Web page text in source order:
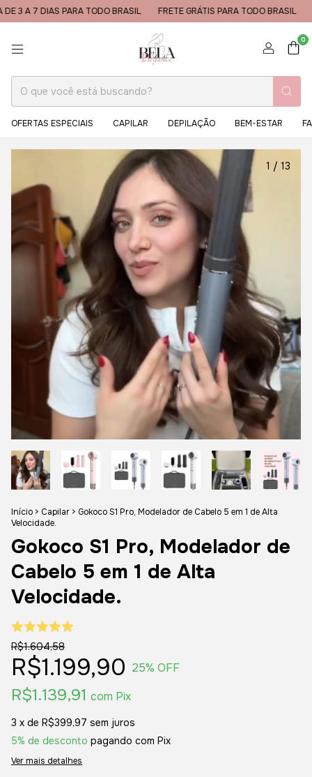
PARA TODO BRASIL FRETE GRÁTIS PARA TODO BRASIL ENTREGA
0
OFERTAS ESPECIAIS CAPILAR DEPILAÇÃO BEM-ESTAR
1 / 13
Início > Capilar > Gokoco S1 Pro, Modelador de Cabelo 5 em 1 de Alta
Velocidade.
Gokoco S1 Pro, Modelador de
Cabelo 5 em 1 de Alta
Velocidade.
R$1.604,58
R$1.199,90 25% OFF
R$1.139,91 com Pix
3 x de R$399,97 sem juros
5% de desconto pagando com Pix
Ver mais detalhes